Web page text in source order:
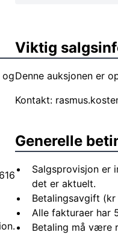
og
Viktig
Denne auksjonen er
Kontakt:
Generelle
Salgsprovisjon er
det er aktuelt.
Betalingsavgift
Alle fakturaer har
Betaling må være